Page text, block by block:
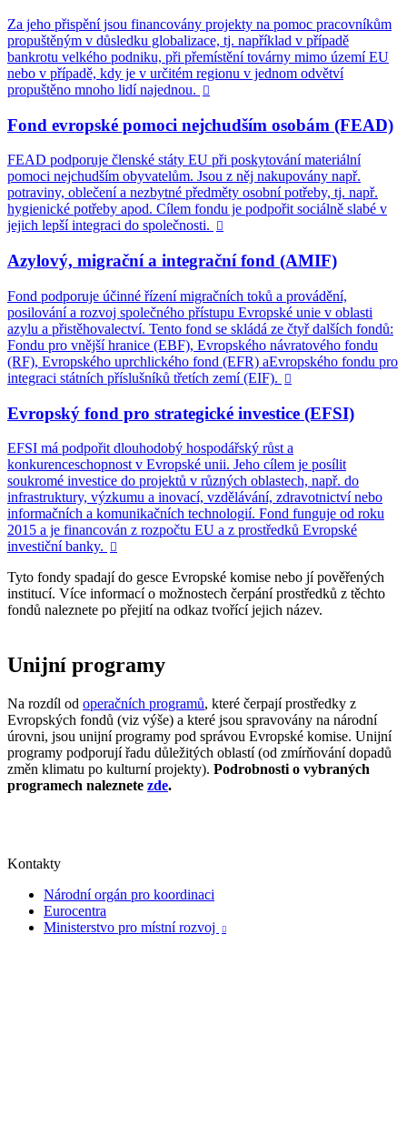
Za jeho přispění jsou financovány projekty na pomoc pracovníkům
propuštěným v důsledku globalizace, tj. například v případě
bankrotu velkého podniku, při přemístění továrny mimo území EU
nebo v případě, kdy je v určitém regionu v jednom odvětví
propuštěno mnoho lidí najednou.

Fond evropské pomoci nejchudším osobám (FEAD)
FEAD podporuje členské státy EU při poskytování materiální
pomoci nejchudším obyvatelům. Jsou z něj nakupovány např.
potraviny, oblečení a nezbytné předměty osobní potřeby, tj. např.
hygienické potřeby apod. Cílem fondu je podpořit sociálně slabé v
jejich lepší integraci do společnosti.

Azylový, migrační a integrační fond (AMIF)
Fond podporuje účinné řízení migračních toků a provádění,
posilování a rozvoj společného přístupu Evropské unie v oblasti
azylu a přistěhovalectví. Tento fond se skládá ze čtyř dalších fondů:
Fondu pro vnější hranice (EBF), Evropského návratového fondu
(RF), Evropského uprchlického fond (EFR) aEvropského fondu pro
integraci státních příslušníků třetích zemí (EIF).

Evropský fond pro strategické investice (EFSI)
EFSI má podpořit dlouhodobý hospodářský růst a
konkurenceschopnost v Evropské unii. Jeho cílem je posílit
soukromé investice do projektů v různých oblastech, např. do
infrastruktury, výzkumu a inovací, vzdělávání, zdravotnictví nebo
informačních a komunikačních technologií. Fond funguje od roku
2015 a je financován z rozpočtu EU a z prostředků Evropské
investiční banky.

Tyto fondy spadají do gesce Evropské komise nebo jí pověřených
institucí. Více informací o možnostech čerpání prostředků z těchto
fondů naleznete po přejití na odkaz tvořící jejich název.
Unijní programy
Na rozdíl od operačních programů, které čerpají prostředky z
Evropských fondů (viz výše) a které jsou spravovány na národní
úrovni, jsou unijní programy pod správou Evropské komise. Unijní
programy podporují řadu důležitých oblastí (od zmírňování dopadů
změn klimatu po kulturní projekty). Podrobnosti o vybraných
programech naleznete zde.
Kontakty
Národní orgán pro koordinaci
Eurocentra
Ministerstvo pro místní rozvoj
